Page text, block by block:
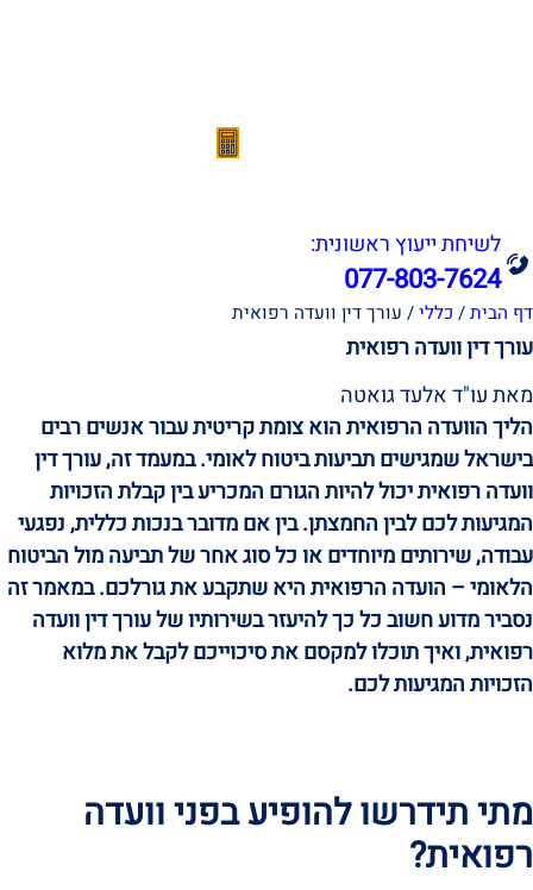
לשיחת ייעוץ ראשונית:
077-803-7624
דף הבית/ כללי/ עורך דין וועדה רפואית
עורך דין וועדה רפואית
מאת עו"ד אלעד גואטה
הליך הוועדה הרפואית הוא צומת קריטית עבור אנשים רבים
בישראל שמגישים תביעות ביטוח לאומי. במעמד זה, עורך דין
וועדה רפואית יכול להיות הגורם המכריע בין קבלת הזכויות
המגיעות לכם לבין החמצתן. בין אם מדובר בנכות כללית, נפגעי
עבודה, שירותים מיוחדים או כל סוג אחר של תביעה מול הביטוח
הלאומי – הועדה הרפואית היא שתקבע את גורלכם. במאמר זה
נסביר מדוע חשוב כל כך להיעזר בשירותיו של עורך דין וועדה
רפואית, ואיך תוכלו למקסם את סיכוייכם לקבל את מלוא
הזכויות המגיעות לכם.
מתי תידרשו להופיע בפני וועדה
רפואית?